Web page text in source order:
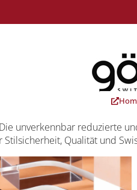
unverkennbar reduzierte
Qualität und